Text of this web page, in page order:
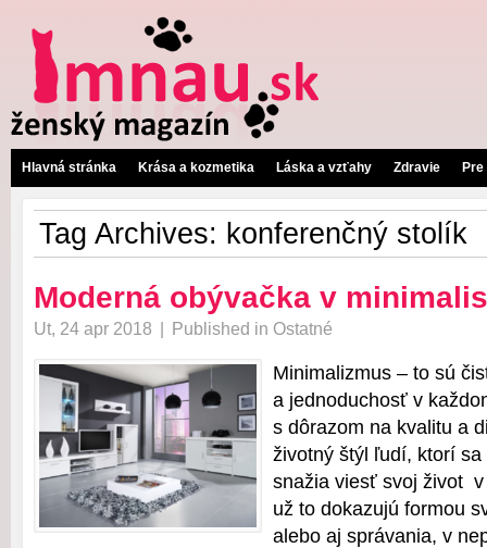
Hlavná stránka Krása a kozmetika Láska a vzťahy Zdravie
Tag Archives: konferenčný stolík
Moderná obývačka v
Ut, 24 apr 2018 | Published in Ostatné
Minimalizmus – to sú
a jednoduchosť v
s dôrazom na kvalitu a
životný štýl ľudí, ktorí
snažia viesť svoj život
už to dokazujú formou
alebo aj správania, v